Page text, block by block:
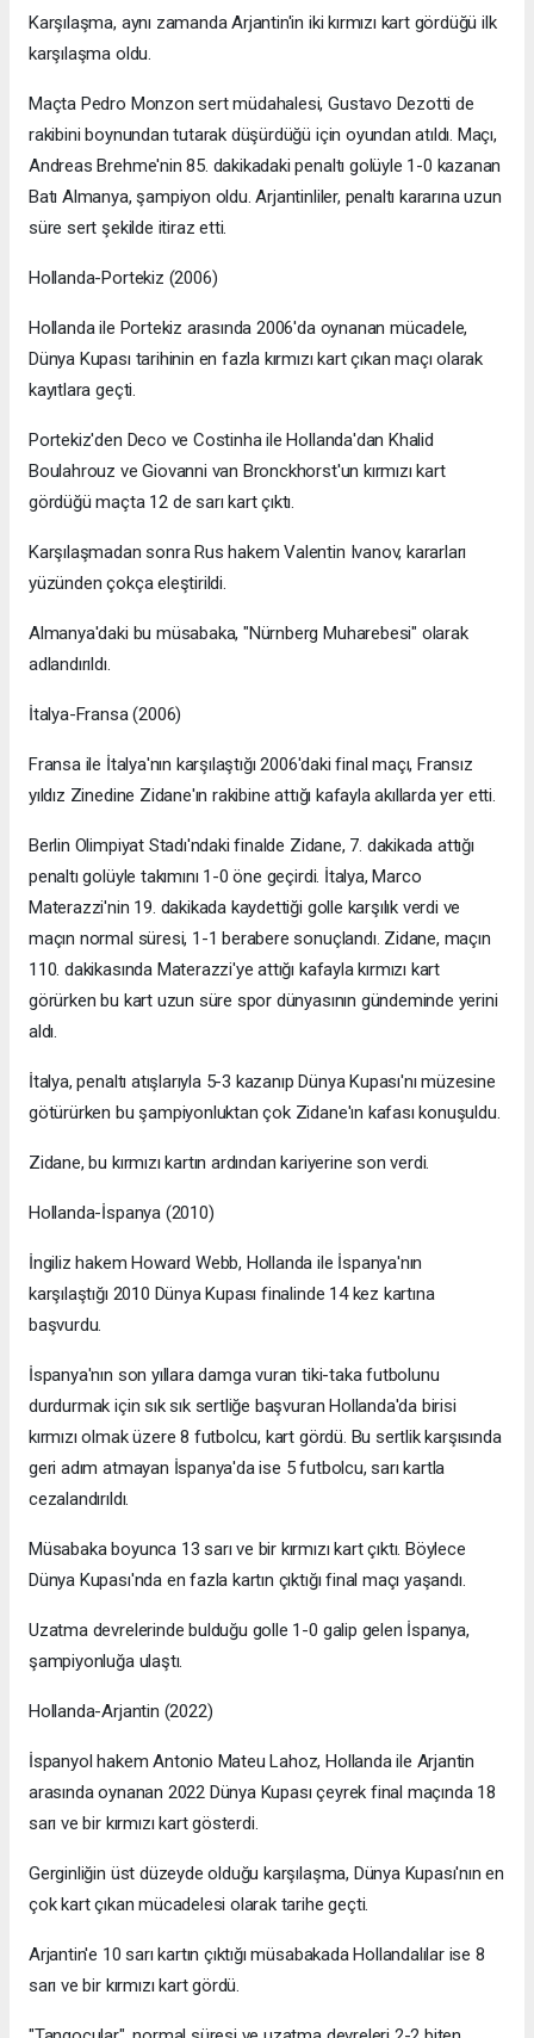
Karşılaşma, aynı zamanda Arjantin'in iki kırmızı kart gördüğü ilk
karşılaşma oldu.
Maçta Pedro Monzon sert müdahalesi, Gustavo Dezotti de
rakibini boynundan tutarak düşürdüğü için oyundan atıldı. Maçı,
Andreas Brehme'nin 85. dakikadaki penaltı golüyle 1-0 kazanan
Batı Almanya, şampiyon oldu. Arjantinliler, penaltı kararına uzun
süre sert şekilde itiraz etti.
Hollanda-Portekiz (2006)
Hollanda ile Portekiz arasında 2006'da oynanan mücadele,
Dünya Kupası tarihinin en fazla kırmızı kart çıkan maçı olarak
kayıtlara geçti.
Portekiz'den Deco ve Costinha ile Hollanda'dan Khalid
Boulahrouz ve Giovanni van Bronckhorst'un kırmızı kart
gördüğü maçta 12 de sarı kart çıktı.
Karşılaşmadan sonra Rus hakem Valentin Ivanov, kararları
yüzünden çokça eleştirildi.
Almanya'daki bu müsabaka, "Nürnberg Muharebesi" olarak
adlandırıldı.
İtalya-Fransa (2006)
Fransa ile İtalya'nın karşılaştığı 2006'daki final maçı, Fransız
yıldız Zinedine Zidane'ın rakibine attığı kafayla akıllarda yer etti.
Berlin Olimpiyat Stadı'ndaki finalde Zidane, 7. dakikada attığı
penaltı golüyle takımını 1-0 öne geçirdi. İtalya, Marco
Materazzi'nin 19. dakikada kaydettiği golle karşılık verdi ve
maçın normal süresi, 1-1 berabere sonuçlandı. Zidane, maçın
110. dakikasında Materazzi'ye attığı kafayla kırmızı kart
görürken bu kart uzun süre spor dünyasının gündeminde yerini
aldı.
İtalya, penaltı atışlarıyla 5-3 kazanıp Dünya Kupası'nı müzesine
götürürken bu şampiyonluktan çok Zidane'ın kafası konuşuldu.
Zidane, bu kırmızı kartın ardından kariyerine son verdi.
Hollanda-İspanya (2010)
İngiliz hakem Howard Webb, Hollanda ile İspanya'nın
karşılaştığı 2010 Dünya Kupası finalinde 14 kez kartına
başvurdu.
İspanya'nın son yıllara damga vuran tiki-taka futbolunu
durdurmak için sık sık sertliğe başvuran Hollanda'da birisi
kırmızı olmak üzere 8 futbolcu, kart gördü. Bu sertlik karşısında
geri adım atmayan İspanya'da ise 5 futbolcu, sarı kartla
cezalandırıldı.
Müsabaka boyunca 13 sarı ve bir kırmızı kart çıktı. Böylece
Dünya Kupası'nda en fazla kartın çıktığı final maçı yaşandı.
Uzatma devrelerinde bulduğu golle 1-0 galip gelen İspanya,
şampiyonluğa ulaştı.
Hollanda-Arjantin (2022)
İspanyol hakem Antonio Mateu Lahoz, Hollanda ile Arjantin
arasında oynanan 2022 Dünya Kupası çeyrek final maçında 18
sarı ve bir kırmızı kart gösterdi.
Gerginliğin üst düzeyde olduğu karşılaşma, Dünya Kupası'nın en
çok kart çıkan mücadelesi olarak tarihe geçti.
Arjantin'e 10 sarı kartın çıktığı müsabakada Hollandalılar ise 8
sarı ve bir kırmızı kart gördü.